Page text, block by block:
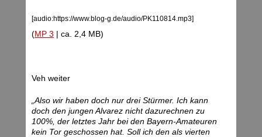
[audio:https://www.blog-g.de/audio/PK110814.mp3]
(MP 3 | ca. 2,4 MB)
Veh weiter
„Also wir haben doch nur drei Stürmer. Ich kann
doch den jungen Alvarez nicht dazurechnen zu
100%, der letztes Jahr bei den Bayern-Amateuren
kein Tor geschossen hat. Soll ich den als vierten